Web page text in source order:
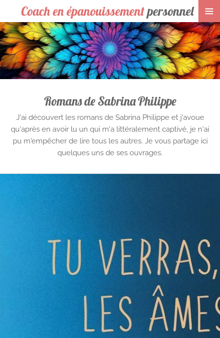
Passer
au
contenu
principal
Coach en épanouissementpersonnel
Romans de Sabrina Philippe
J'ai découvert les romans de Sabrina Philippe et j'avoue
qu'après en avoir lu un qui m'a littéralement captivé, je n'ai
pu m'empêcher de lire tous les autres. Je vous partage ici
quelques uns de ses ouvrages.